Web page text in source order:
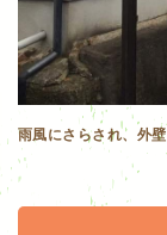
雨風にさらされ、外